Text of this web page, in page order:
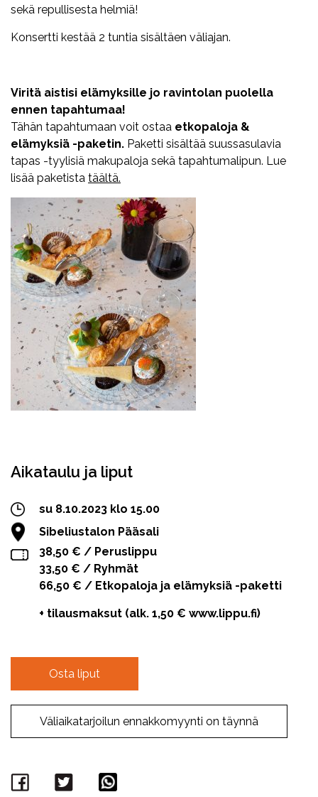
sekä repullisesta helmiä!
Konsertti kestää 2 tuntia sisältäen väliajan.
Viritä aistisi elämyksille jo ravintolan puolella
ennen tapahtumaa!
Tähän tapahtumaan voit ostaa etkopaloja &
elämyksiä -paketin. Paketti sisältää suussasulavia
tapas -tyylisiä makupaloja sekä tapahtumalipun. Lue
lisää paketista täältä.
Aikataulu ja liput
su 8.10.2023 klo 15.00
Sibeliustalon Pääsali
38,50 € / Peruslippu
33,50 € / Ryhmät
66,50 € / Etkopaloja ja elämyksiä -paketti
+ tilausmaksut (alk. 1,50 € www.lippu.fi)
Osta liput
Väliaikatarjoilun ennakkomyynti on täynnä
Facebook
Twitter